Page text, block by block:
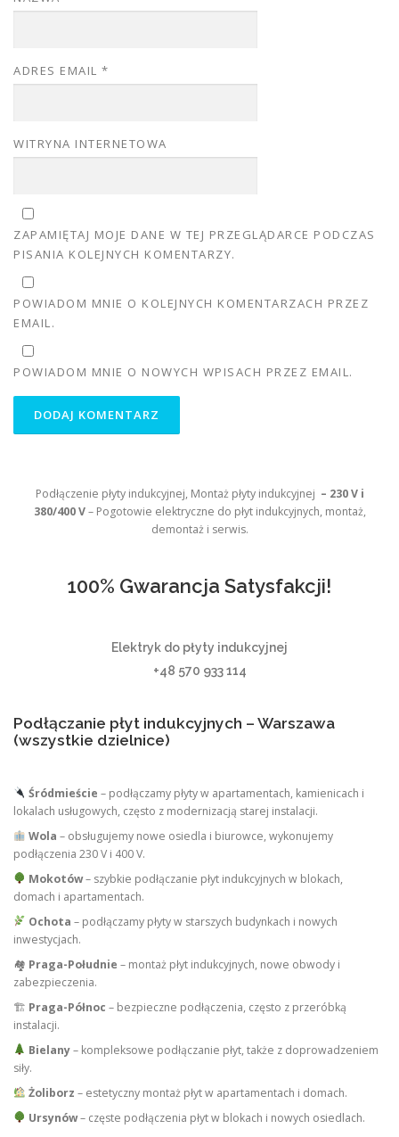
ADRES EMAIL *
WITRYNA INTERNETOWA
ZAPAMIĘTAJ MOJE DANE W TEJ PRZEGLĄDARCE PODCZAS
PISANIA KOLEJNYCH KOMENTARZY.
POWIADOM MNIE O KOLEJNYCH KOMENTARZACH PRZEZ
EMAIL.
POWIADOM MNIE O NOWYCH WPISACH PRZEZ EMAIL.
Podłączenie płyty indukcyjnej, Montaż płyty indukcyjnej – 230 V i
380/400 V– Pogotowie elektryczne do płyt indukcyjnych, montaż,
demontaż i serwis.
100% Gwarancja Satysfakcji!
Elektryk do płyty indukcyjnej
+48 570 933 114
Podłączanie płyt indukcyjnych – Warszawa
(wszystkie dzielnice)
Śródmieście – podłączamy płyty w apartamentach, kamienicach i
lokalach usługowych, często z modernizacją starej instalacji.
Wola – obsługujemy nowe osiedla i biurowce, wykonujemy
podłączenia 230 V i 400 V.
Mokotów– szybkie podłączanie płyt indukcyjnych w blokach,
domach i apartamentach.
Ochota – podłączamy płyty w starszych budynkach i nowych
inwestycjach.
🏘 Praga-Południe – montaż płyt indukcyjnych, nowe obwody i
zabezpieczenia.
🏗 Praga-Północ – bezpieczne podłączenia, często z przeróbką
instalacji.
Bielany– kompleksowe podłączanie płyt, także z doprowadzeniem
siły.
Żoliborz – estetyczny montaż płyt w apartamentach i domach.
Ursynów– częste podłączenia płyt w blokach i nowych osiedlach.